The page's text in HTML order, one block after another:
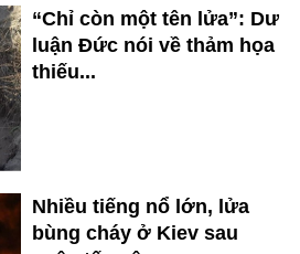
“Chỉ còn một tên lửa”: Dư
luận Đức nói về thảm họa
thiếu...
Nhiều tiếng nổ lớn, lửa
bùng cháy ở Kiev sau